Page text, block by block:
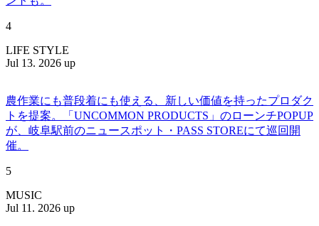
4
LIFE STYLE
Jul 13. 2026 up
農作業にも普段着にも使える、新しい価値を持ったプロダク
トを提案。「UNCOMMON PRODUCTS」のローンチPOPUP
が、岐阜駅前のニュースポット・PASS STOREにて巡回開
催。
5
MUSIC
Jul 11. 2026 up